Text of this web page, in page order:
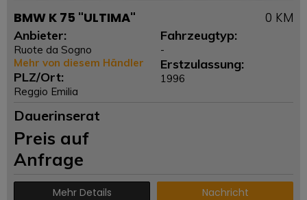
BMW K 75 "ULTIMA" 0 KM
Anbieter:
Ruote da Sogno
Mehr von diesem Händler
PLZ/Ort:
Reggio Emilia
Fahrzeugtyp:
-
Erstzulassung:
1996
Dauerinserat
Preis auf
Anfrage
Mehr Details Nachricht